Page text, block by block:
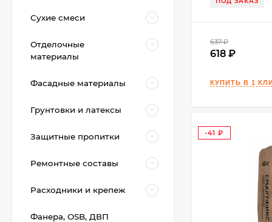
637
618
-41
Сухие смеси
Отделочные
материалы
Фасадные материалы
Грунтовки и латексы
Защитные пропитки
Ремонтные составы
Расходники и крепеж
Фанера, OSB, ДВП
COLOR Герметик,